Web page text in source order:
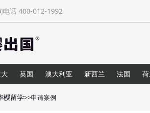
话 400-012-1992
英国 澳大利亚 新西兰 法国
樱留学>>申请案例